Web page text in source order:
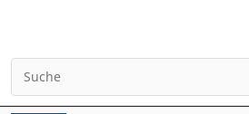
Suchen nach: